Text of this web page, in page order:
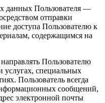
данных Пользователя —
отправки
доступа Пользователю к
содержащимся на
Пользователю
услугах, специальных
Пользователь всегда
сообщений,
электронной почты